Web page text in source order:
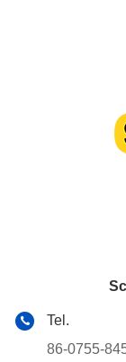
Tel.
86-0755-